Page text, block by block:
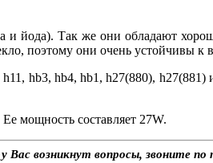
йода). Так же они обладают
поэтому они очень устойчивы к
hb3, hb4, hb1, h27(880),
мощность составляет 27W.
Вас возникнут вопросы, звоните